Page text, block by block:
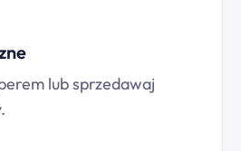
lub sprzedawaj